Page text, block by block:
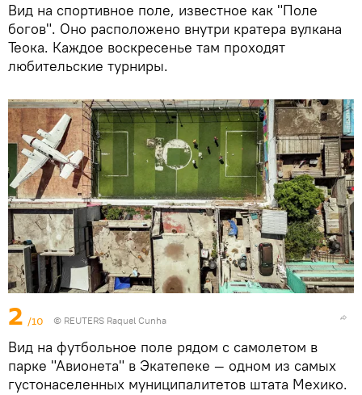
Вид на спортивное поле, известное как "Поле
богов". Оно расположено внутри кратера вулкана
Теока. Каждое воскресенье там проходят
любительские турниры.
2 /10 © REUTERS Raquel Cunha
Вид на футбольное поле рядом с самолетом в
парке "Авионета" в Экатепеке — одном из самых
густонаселенных муниципалитетов штата Мехико.